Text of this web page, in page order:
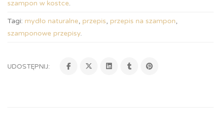
szampon w kostce.
Tagi: mydło naturalne, przepis, przepis na szampon,
szamponowe przepisy.
UDOSTĘPNIJ: